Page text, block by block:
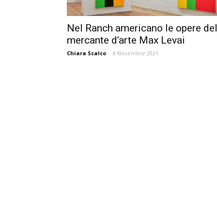
Nel Ranch americano le opere del
mercante d’arte Max Levai
Chiara Scalco - 8 Novembre 2021